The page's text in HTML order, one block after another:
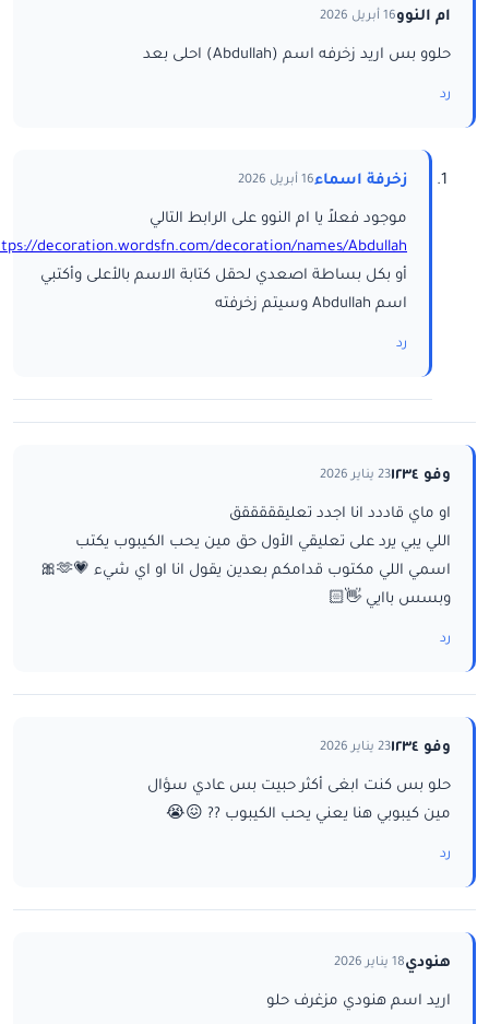
ام النوو16 أبريل 2026
حلوو بس اريد زخرفه اسم (Abdullah) احلى بعد
رد
زخرفة اسماء16 أبريل 2026
موجود فعلاً يا ام النوو على الرابط التالي
decoration.wordsfn.com/decoration/names/Abdullah/
أو بكل بساطة اصعدي لحقل كتابة الاسم بالأعلى وأكتبي
اسم Abdullah وسيتم زخرفته
رد
وفو ١٢٣٤ 23 يناير 2026
او ماي قاددد انا اجدد تعليقققققق
اللي يبي يرد على تعليقي الأول حق مين يحب الكيبوب يكتب
اسمي اللي مكتوب قدامكم بعدين يقول انا او اي شيء 💗🫶🎀
وبسس باايي 👋🏻
رد
وفو ١٢٣٤ 23 يناير 2026
حلو بس كنت ابغى أكثر حبيت بس عادي سؤال
مين كيبوبي هنا يعني يحب الكيبوب ?? 😖😭
رد
هنودي18 يناير 2026
اريد اسم هنودي مزغرف حلو